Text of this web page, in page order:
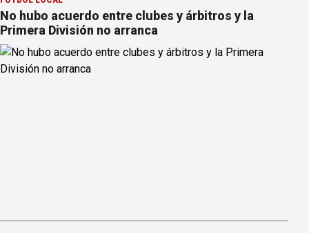
No hubo acuerdo entre clubes y árbitros y la
Primera División no arranca